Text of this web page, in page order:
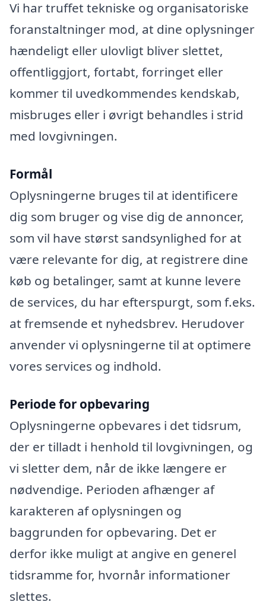
Vi har truffet tekniske og organisatoriske
foranstaltninger mod, at dine oplysninger
hændeligt eller ulovligt bliver slettet,
offentliggjort, fortabt, forringet eller
kommer til uvedkommendes kendskab,
misbruges eller i øvrigt behandles i strid
med lovgivningen.
Formål
Oplysningerne bruges til at identificere
dig som bruger og vise dig de annoncer,
som vil have størst sandsynlighed for at
være relevante for dig, at registrere dine
køb og betalinger, samt at kunne levere
de services, du har efterspurgt, som f.eks.
at fremsende et nyhedsbrev. Herudover
anvender vi oplysningerne til at optimere
vores services og indhold.
Periode for opbevaring
Oplysningerne opbevares i det tidsrum,
der er tilladt i henhold til lovgivningen, og
vi sletter dem, når de ikke længere er
nødvendige. Perioden afhænger af
karakteren af oplysningen og
baggrunden for opbevaring. Det er
derfor ikke muligt at angive en generel
tidsramme for, hvornår informationer
slettes.